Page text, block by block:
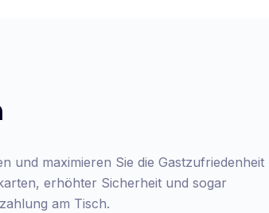
und maximieren Sie die Gastzufriedenheit
erhöhter Sicherheit und sogar
am Tisch.